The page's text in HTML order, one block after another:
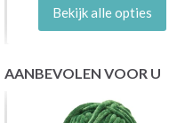
Bekijk alle opties
AANBEVOLEN VOOR U